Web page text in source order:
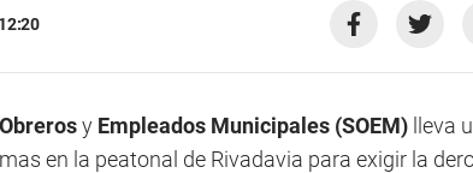
y Empleados Municipales (SOEM) lleva
en la peatonal de Rivadavia para exigir la